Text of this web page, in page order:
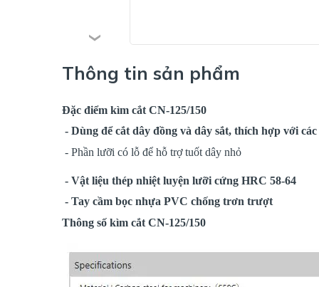
Thông tin sản phẩm
Đặc điểm kìm cắt CN-125/150
- Dùng để cắt dây đồng và dây sắt, thích hợp với
- Phần lưỡi có lỗ để hỗ trợ tuốt dây nhỏ
- Vật liệu thép nhiệt luyện lưỡi cứng HRC 58-64
- Tay cầm bọc nhựa PVC chống trơn trượt
Thông số kìm cắt CN-125/150